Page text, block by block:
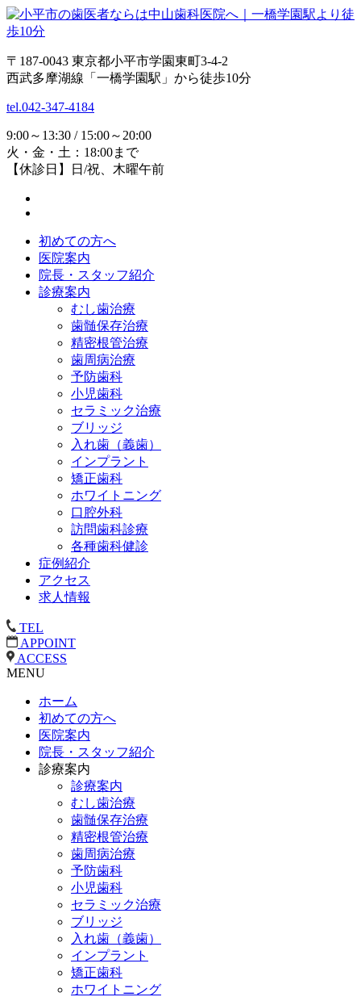
〒187-0043 東京都小平市学園東町3-4-2
西武多摩湖線「一橋学園駅」から徒歩10分
tel.042-347-4184
9:00～13:30 / 15:00～20:00
火・金・土：18:00まで
【休診日】日/祝、木曜午前
初めての方へ
医院案内
院長・スタッフ紹介
診療案内
むし歯治療
歯髄保存治療
精密根管治療
歯周病治療
予防歯科
小児歯科
セラミック治療
ブリッジ
入れ歯（義歯）
インプラント
矯正歯科
ホワイトニング
口腔外科
訪問歯科診療
各種歯科健診
症例紹介
アクセス
求人情報
TEL
APPOINT
ACCESS
MENU
ホーム
初めての方へ
医院案内
院長・スタッフ紹介
診療案内
診療案内
むし歯治療
歯髄保存治療
精密根管治療
歯周病治療
予防歯科
小児歯科
セラミック治療
ブリッジ
入れ歯（義歯）
インプラント
矯正歯科
ホワイトニング